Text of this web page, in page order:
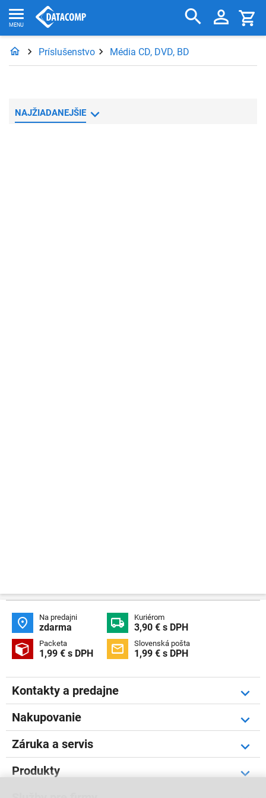
Príslušenstvo Média CD, DVD, BD
NAJŽIADANEJŠIE
 Na predajni
zdarma  Kuriérom
3,90 € s DPH
 Packeta
1,99 € s DPH  Slovenská pošta
1,99 € s DPH
Kontakty a predajne
Nakupovanie
Záruka a servis
Produkty